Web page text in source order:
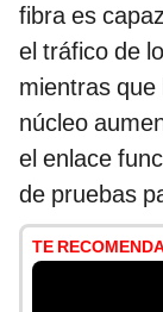
fibra es
el tráfico de
mientras
núcleo
el enlace
de pruebas
TE